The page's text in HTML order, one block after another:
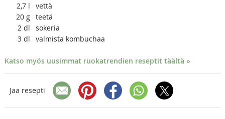
2,7 l
vettä
20 g teetä
2 dl
sokeria
3 dl valmista kombuchaa
Katso myös uusimmat ruokatrendien reseptit täältä »
Jaa resepti